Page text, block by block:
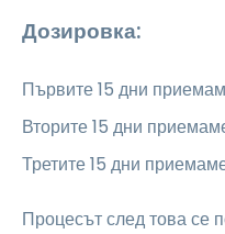
Дозировка:
Първите 15 дни
Вторите 15 дни
Третите 15 дни
Процесът след това се